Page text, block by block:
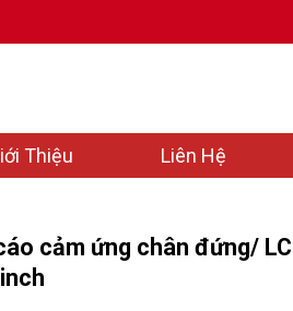
Thiệu Liên Hệ
cảm ứng chân đứng/